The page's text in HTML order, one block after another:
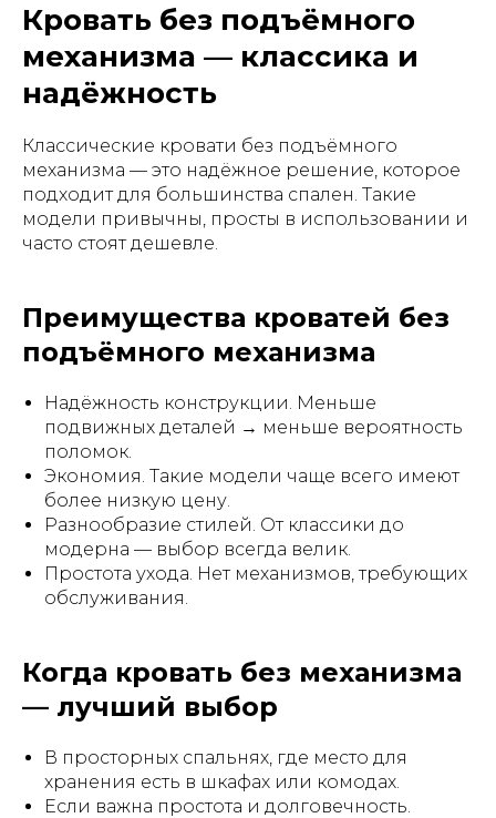
Кровать без подъёмного
механизма — классика и
надёжность
Классические кровати без подъёмного
механизма — это надёжное решение, которое
подходит для большинства спален. Такие
модели привычны, просты в использовании и
часто стоят дешевле.
Преимущества кроватей без
подъёмного механизма
Надёжность конструкции. Меньше
подвижных деталей → меньше вероятность
поломок.
Экономия. Такие модели чаще всего имеют
более низкую цену.
Разнообразие стилей. От классики до
модерна — выбор всегда велик.
Простота ухода. Нет механизмов, требующих
обслуживания.
Когда кровать без механизма
— лучший выбор
В просторных спальнях, где место для
хранения есть в шкафах или комодах.
Если важна простота и долговечность.